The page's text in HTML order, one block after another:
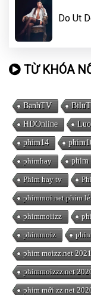
Do Ut
TỪ KHÓA
BanhTV
HDOnline
phim14
phimhay phim
Phim hay tv
phimmoi.net phim lẻ
phimmoiizz
phimmoiz
phim moizz.net 2021
phimmoizzz.net
phim mới zz.net